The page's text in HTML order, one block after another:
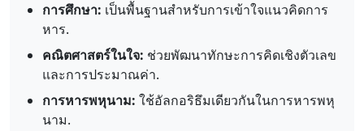
การศึกษา: เป็นพื้นฐานสำหรับการเข้าใจแนวคิดการ
หาร.
คณิตศาสตร์ในใจ: ช่วยพัฒนาทักษะการคิดเชิงตัวเลข
และการประมาณค่า.
การหารพหุนาม: ใช้อัลกอริธึมเดียวกันในการหารพหุ
นาม.